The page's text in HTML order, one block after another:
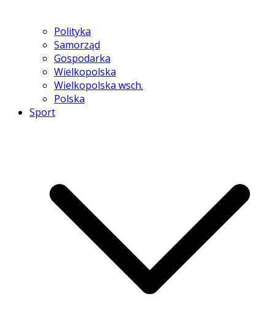
Polityka
Samorząd
Gospodarka
Wielkopolska
Wielkopolska wsch.
Polska
Sport